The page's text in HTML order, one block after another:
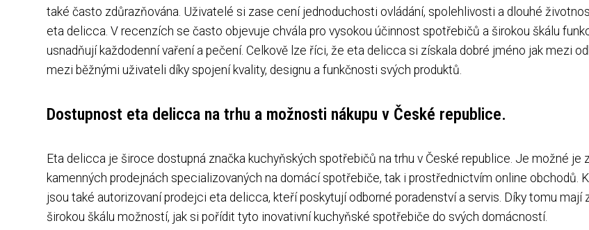
také často zdůrazňována. Uživatelé si zase cení jednoduchosti ovládání, spolehlivosti a dlouhé
eta delicca. V recenzích se často objevuje chvála pro vysokou účinnost spotřebičů a širokou škálu
usnadňují každodenní vaření a pečení. Celkově lze říci, že eta delicca si získala dobré jméno jak mezi
mezi běžnými uživateli díky spojení kvality, designu a funkčnosti svých produktů.
Dostupnost eta delicca na trhu a možnosti nákupu v České republice.
Eta delicca je široce dostupná značka kuchyňských spotřebičů na trhu v České republice. Je možné je
kamenných prodejnách specializovaných na domácí spotřebiče, tak i prostřednictvím online obchodů.
jsou také autorizovaní prodejci eta delicca, kteří poskytují odborné poradenství a servis. Díky tomu mají
širokou škálu možností, jak si pořídit tyto inovativní kuchyňské spotřebiče do svých domácností.